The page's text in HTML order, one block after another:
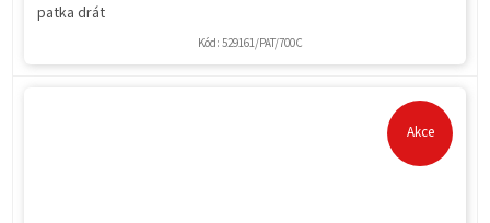
patka drát
Kód: 529161/PAT/700C
Akce